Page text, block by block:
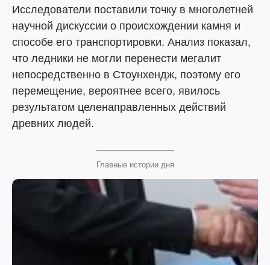
Исследователи поставили точку в многолетней
научной дискуссии о происхождении камня и
способе его транспортировки. Анализ показал,
что ледники не могли перенести мегалит
непосредственно в Стоунхендж, поэтому его
перемещение, вероятнее всего, явилось
результатом целенаправленных действий
древних людей.
Главные истории дня